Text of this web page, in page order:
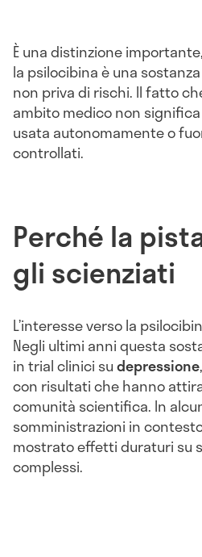
È una distinzione
la psilocibina è una
non priva di rischi. Il fatto
ambito medico non
usata autonomamente o
controllati.
Perché la
gli scienziati
L’interesse verso la
Negli ultimi anni questa
in trial clinici sudepressione,
con risultati che hanno
comunità scientifica. In
somministrazioni in
mostrato effetti duraturi su
complessi.